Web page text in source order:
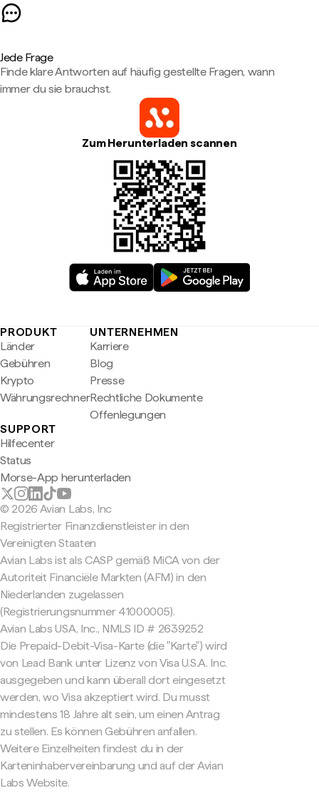
Jede Frage
Finde klare Antworten auf häufig gestellte Fragen, wann
immer du sie brauchst.
Zum Herunterladen scannen
PRODUKT
Länder
Gebühren
Krypto
Währungsrechner
UNTERNEHMEN
Karriere
Blog
Presse
Rechtliche Dokumente
Offenlegungen
SUPPORT
Hilfecenter
Status
Morse-App herunterladen
© 2026 Avian Labs, Inc
Registrierter Finanzdienstleister in den
Vereinigten Staaten
Avian Labs ist als CASP gemäß MiCA von der
Autoriteit Financiële Markten (AFM) in den
Niederlanden zugelassen
(Registrierungsnummer 41000005).
Avian Labs USA, Inc., NMLS ID # 2639252
Die Prepaid-Debit-Visa-Karte (die "Karte") wird
von Lead Bank unter Lizenz von Visa U.S.A. Inc.
ausgegeben und kann überall dort eingesetzt
werden, wo Visa akzeptiert wird. Du musst
mindestens 18 Jahre alt sein, um einen Antrag
zu stellen. Es können Gebühren anfallen.
Weitere Einzelheiten findest du in der
Karteninhabervereinbarung und auf der Avian
Labs Website.